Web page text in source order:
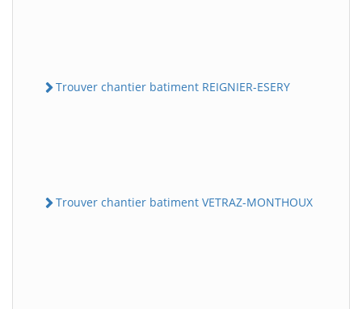
Trouver chantier batiment REIGNIER-ESERY
Trouver chantier batiment VETRAZ-MONTHOUX